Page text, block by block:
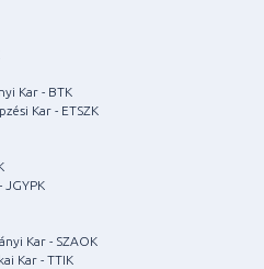
Kar - BTK
Kar - ETSZK
JGYPK
Kar - SZAOK
Kar - TTIK